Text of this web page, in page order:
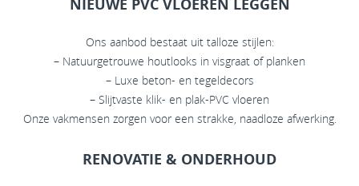
NIEUWE PVC VLOEREN LEGGEN
Ons aanbod bestaat uit talloze stijlen:
– Natuurgetrouwe houtlooks in visgraat of planken
– Luxe beton- en tegeldecors
– Slijtvaste klik- en plak-PVC vloeren
Onze vakmensen zorgen voor een strakke, naadloze afwerking.
RENOVATIE & ONDERHOUD